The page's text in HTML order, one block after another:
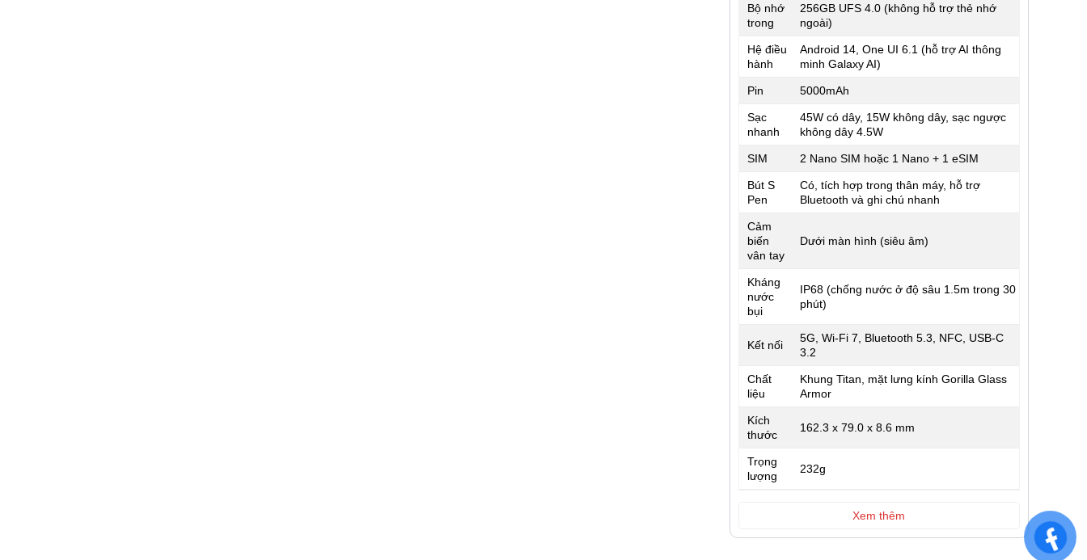
Bộ nhớ
trong
256GB UFS 4.0 (không hỗ trợ thẻ nhớ
ngoài)
Hệ điều
hành
Android 14, One UI 6.1 (hỗ trợ AI thông
minh Galaxy AI)
Pin 5000mAh
Sạc
nhanh
45W có dây, 15W không dây, sạc ngược
không dây 4.5W
SIM 2 Nano SIM hoặc 1 Nano + 1 eSIM
Bút S
Pen
Có, tích hợp trong thân máy, hỗ trợ
Bluetooth và ghi chú nhanh
Cảm
biến
vân tay
Dưới màn hình (siêu âm)
Kháng
nước
bụi
IP68 (chống nước ở độ sâu 1.5m trong 30
phút)
Kết nối
5G, Wi-Fi 7, Bluetooth 5.3, NFC, USB-C
3.2
Chất
liệu
Khung Titan, mặt lưng kính Gorilla Glass
Armor
Kích
thước
162.3 x 79.0 x 8.6 mm
Trọng
lượng
232g
Xem thêm